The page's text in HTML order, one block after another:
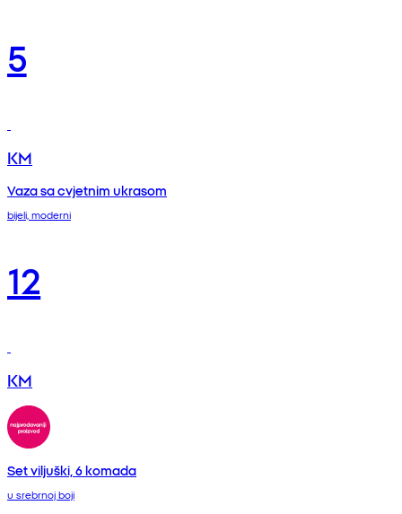
5
KM
Vaza sa cvjetnim ukrasom
bijeli, moderni
12
KM
Set viljuški, 6 komada
u srebrnoj boji